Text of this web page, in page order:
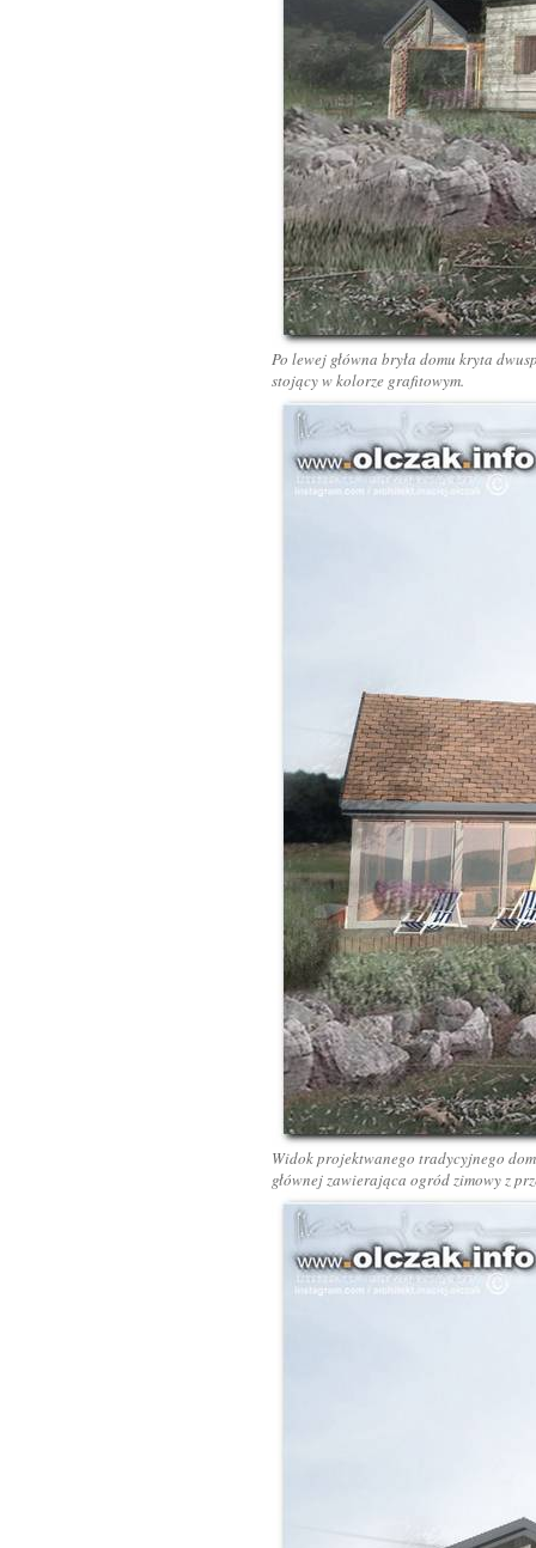
Po lewej główna bryła domu kryta
stojący w kolorze grafitowym.
Widok projektwanego tradycyjnego
głównej zawierająca ogród zimowy z